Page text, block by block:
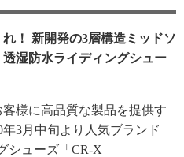
！ 新開発の3層構造ミッドソ
湿防水ライディングシュー
様に高品質な製品を提供す
3月中旬より人気ブランド
シューズ「CR-X